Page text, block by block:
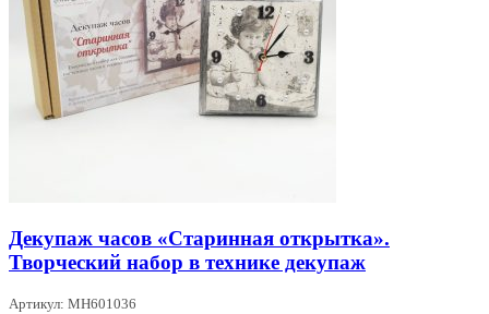
Декупаж часов «Старинная открытка».
Творческий набор в технике декупаж
Артикул: MH601036